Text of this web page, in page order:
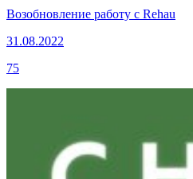
Возобновление работу с Rehau
31.08.2022
75